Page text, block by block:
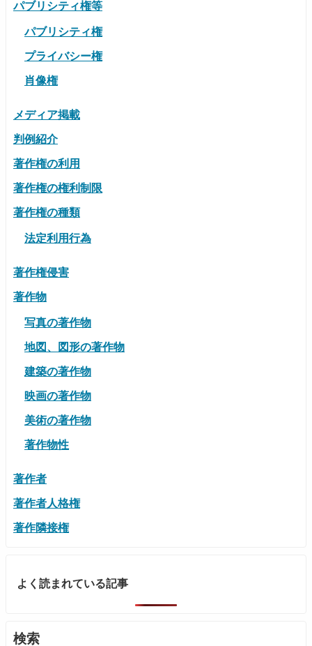
パブリシティ権等
パブリシティ権
プライバシー権
肖像権
メディア掲載
判例紹介
著作権の利用
著作権の権利制限
著作権の種類
法定利用行為
著作権侵害
著作物
写真の著作物
地図、図形の著作物
建築の著作物
映画の著作物
美術の著作物
著作物性
著作者
著作者人格権
著作隣接権
よく読まれている記事
検索